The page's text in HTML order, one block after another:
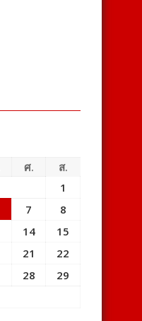
ศ.
ส.
1
7
8
14
15
21
22
28
29